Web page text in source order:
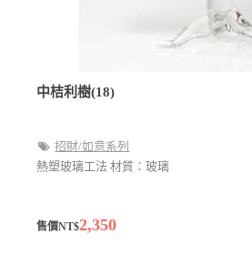
中桔利樹(18)
招財/如意系列
熱塑玻璃工法 材質：玻璃
售價NT$2,350